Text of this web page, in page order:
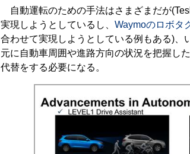
自動運転のための手法はさまざまだが
実現しようとしているし、 Waymoのロボタ
合わせて実現しようとしている例もある)、
元に自動車周囲や進路方向の状況を把握し
代替をする必要になる。